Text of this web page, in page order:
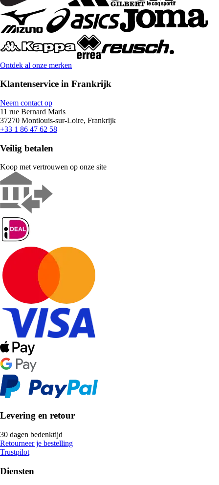
Ontdek al onze merken
Klantenservice in Frankrijk
Neem contact op
11 rue Bernard Maris
37270 Montlouis-sur-Loire, Frankrijk
+33 1 86 47 62 58
Veilig betalen
Koop met vertrouwen op onze site
Levering en retour
30 dagen bedenktijd
Retourneer je bestelling
Trustpilot
Diensten